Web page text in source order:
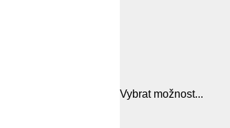
Vybrat možnost...